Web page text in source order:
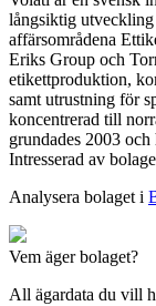
långsiktig utveckling
affärsområdena
Eriks Group och
etikettproduktion,
samt utrustning för
koncentrerad till
grundades 2003
Intresserad av
Analysera bolaget i
Vem äger bolaget?
All ägardata du vill